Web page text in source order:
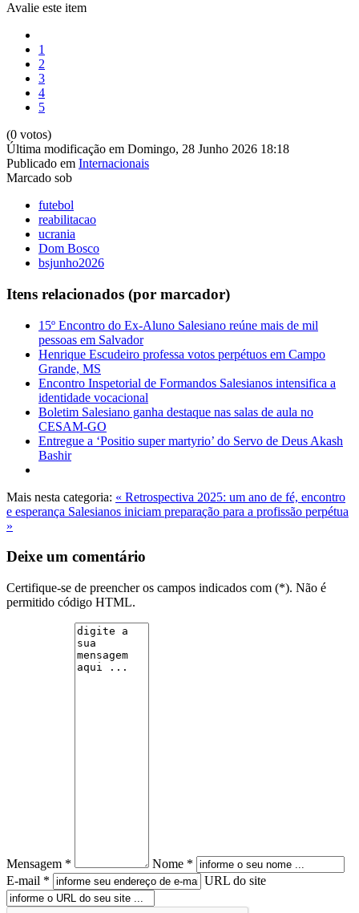
Avalie este item
1
2
3
4
5
(0 votos)
Última modificação em Domingo, 28 Junho 2026 18:18
Publicado em Internacionais
Marcado sob
futebol
reabilitacao
ucrania
Dom Bosco
bsjunho2026
Itens relacionados (por marcador)
15º Encontro do Ex-Aluno Salesiano reúne mais de mil
pessoas em Salvador
Henrique Escudeiro professa votos perpétuos em Campo
Grande, MS
Encontro Inspetorial de Formandos Salesianos intensifica a
identidade vocacional
Boletim Salesiano ganha destaque nas salas de aula no
CESAM-GO
Entregue a ‘Positio super martyrio’ do Servo de Deus Akash
Bashir
Mais nesta categoria: « Retrospectiva 2025: um ano de fé, encontro
e esperança Salesianos iniciam preparação para a profissão perpétua
»
Deixe um comentário
Certifique-se de preencher os campos indicados com (*). Não é
permitido código HTML.
Mensagem *
Nome *
E-mail *
URL do site